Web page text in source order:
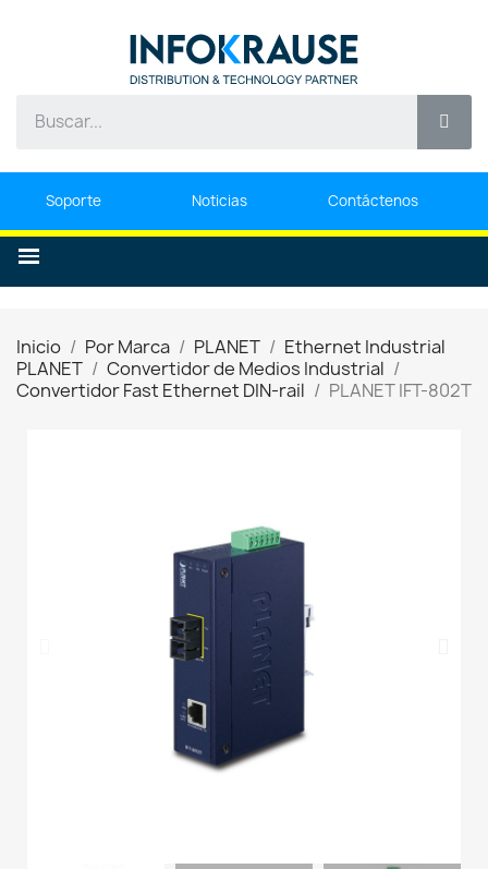
Soporte Noticias Contáctenos
Inicio Por Marca PLANET
Ethernet Industrial
PLANET
Convertidor de Medios Industrial
Convertidor Fast Ethernet DIN-rail
PLANET IFT-802T